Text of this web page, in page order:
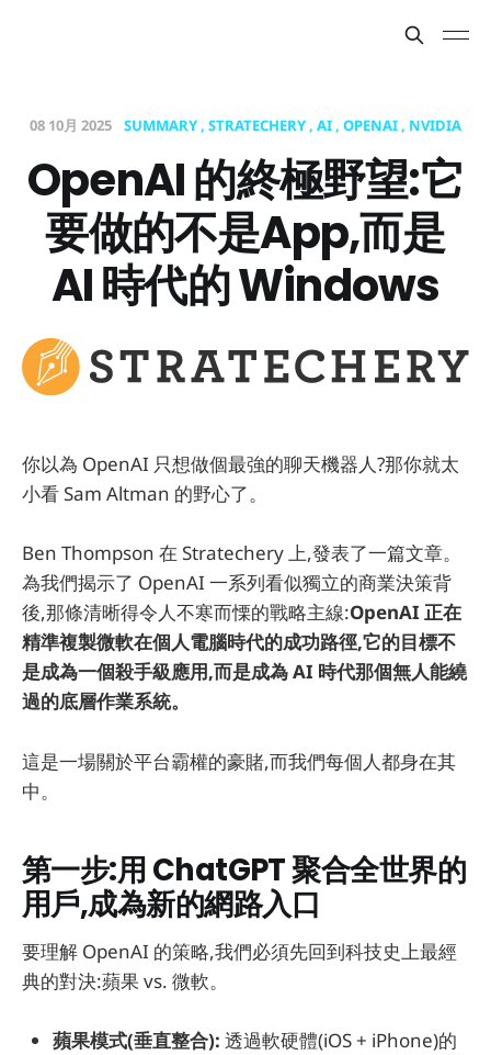
08 10月 2025 SUMMARY STRATECHERY AI OPENAI NVIDIA
OpenAI 的終極野望:它
要做的不是App,而是
AI 時代的 Windows
你以為 OpenAI 只想做個最強的聊天機器人?那你就太
小看 Sam Altman 的野心了。
Ben Thompson 在 Stratechery 上,發表了一篇文章。
為我們揭示了 OpenAI 一系列看似獨立的商業決策背
後,那條清晰得令人不寒而慄的戰略主線:OpenAI 正在
精準複製微軟在個人電腦時代的成功路徑,它的目標不
是成為一個殺手級應用,而是成為 AI 時代那個無人能繞
過的底層作業系統。
這是一場關於平台霸權的豪賭,而我們每個人都身在其
中。
第一步:用 ChatGPT 聚合全世界的
用戶,成為新的網路入口
要理解 OpenAI 的策略,我們必須先回到科技史上最經
典的對決:蘋果 vs. 微軟。
蘋果模式(垂直整合): 透過軟硬體(iOS + iPhone)的